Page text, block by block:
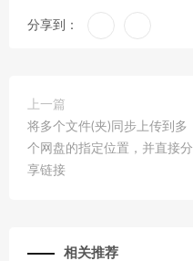
分享到：
上一篇
将多个文件(夹)同步上传到多
个网盘的指定位置，并直接分
享链接
相关推荐